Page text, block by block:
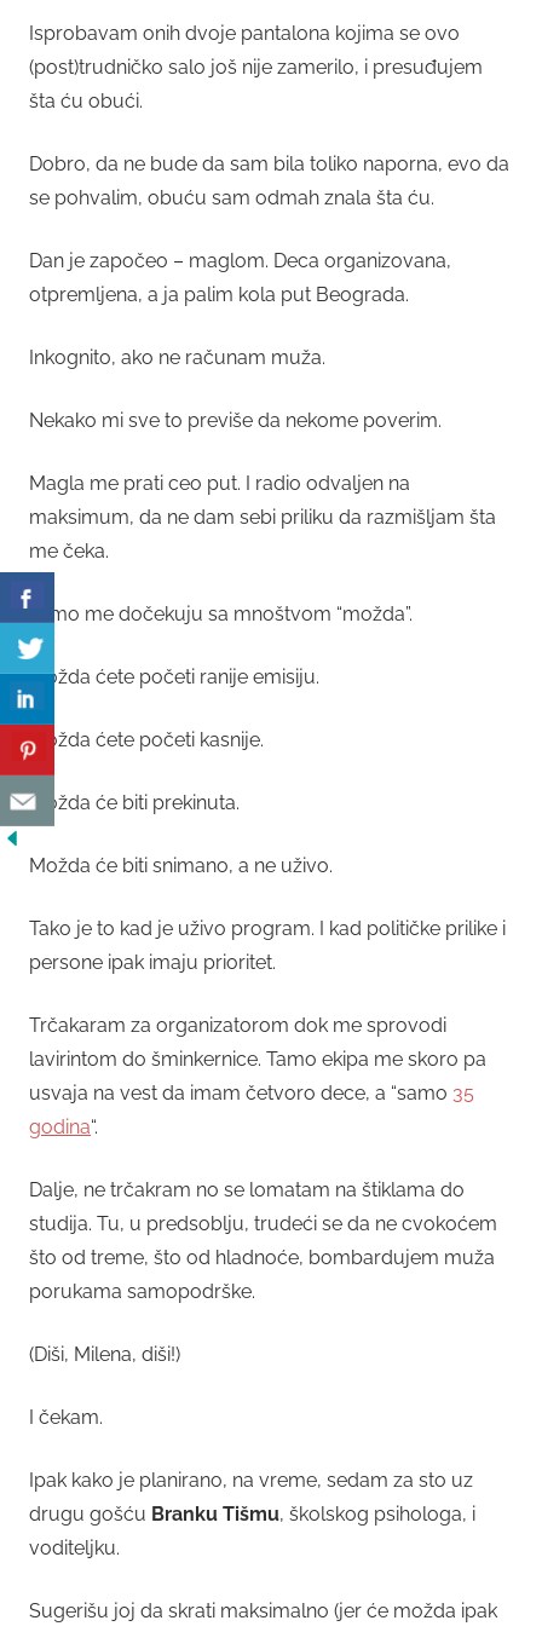
Isprobavam onih dvoje pantalona kojima se ovo
(post)trudničko salo još nije zamerilo, i presuđujem
šta ću obući.
Dobro, da ne bude da sam bila toliko naporna, evo da
se pohvalim, obuću sam odmah znala šta ću.
Dan je započeo – maglom. Deca organizovana,
otpremljena, a ja palim kola put Beograda.
Inkognito, ako ne računam muža.
Nekako mi sve to previše da nekome poverim.
Magla me prati ceo put. I radio odvaljen na
maksimum, da ne dam sebi priliku da razmišljam šta
me čeka.
Tamo me dočekuju sa mnoštvom “možda”.
Možda ćete početi ranije emisiju.
Možda ćete početi kasnije.
Možda će biti prekinuta.
Možda će biti snimano, a ne uživo.
Tako je to kad je uživo program. I kad političke prilike i
persone ipak imaju prioritet.
Trčakaram za organizatorom dok me sprovodi
lavirintom do šminkernice. Tamo ekipa me skoro pa
usvaja na vest da imam četvoro dece, a “samo 35
godina“.
Dalje, ne trčakram no se lomatam na štiklama do
studija. Tu, u predsoblju, trudeći se da ne cvokoćem
što od treme, što od hladnoće, bombardujem muža
porukama samopodrške.
(Diši, Milena, diši!)
I čekam.
Ipak kako je planirano, na vreme, sedam za sto uz
drugu gošću Branku Tišmu, školskog psihologa, i
voditeljku.
Sugerišu joj da skrati maksimalno (jer će možda ipak